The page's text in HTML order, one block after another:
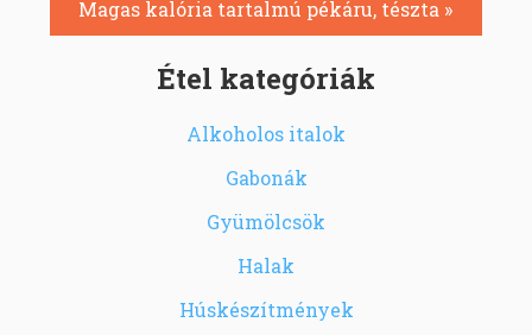
Magas kalória tartalmú pékáru, tészta »
Étel kategóriák
Alkoholos italok
Gabonák
Gyümölcsök
Halak
Húskészítmények